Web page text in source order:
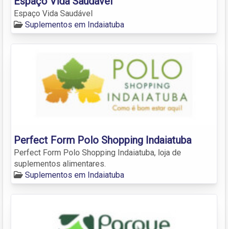
Espaço Vida Saudável
Suplementos em Indaiatuba
Perfect Form Polo Shopping Indaiatuba
Perfect Form Polo Shopping Indaiatuba, loja de
suplementos alimentares.
Suplementos em Indaiatuba